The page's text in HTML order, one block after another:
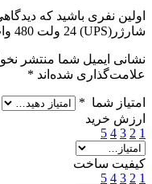
اولین نفری باشید که
شارژر(UPS) 24 ولت 480 وات مین ول کد DRS-480-24”
نشانی ایمیل شما منتشر
علامت‌گذاری شده‌اند *
امتیاز شما *
ارزش خرید
1
2
3
4
5
کیفیت ساخت
1
2
3
4
5